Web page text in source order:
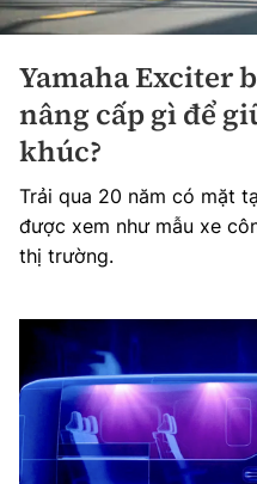
Yamaha Exciter
nâng cấp gì để
khúc?
Trải qua 20 năm có mặt
được xem như mẫu xe
thị trường.